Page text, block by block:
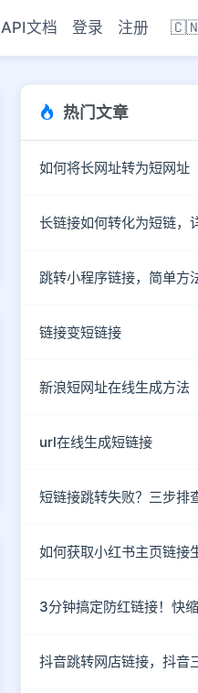
API文档 登录 注册 🇨🇳
热门文章
如何将长网址转为短网址
长链接如何转化为短链，
跳转小程序链接，简单方
链接变短链接
新浪短网址在线生成方法
url在线生成短链接
短链接跳转失败？三步排
如何获取小红书主页链接
抖音跳转网店链接，抖音